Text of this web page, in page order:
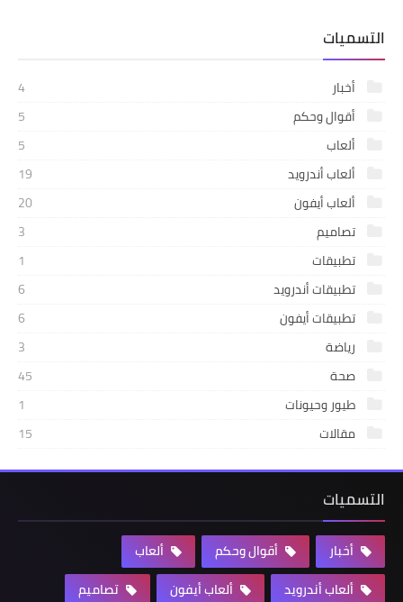
التسميات
أخبار
4
أقوال وحكم
5
ألعاب
5
ألعاب أندرويد
19
ألعاب أيفون
20
تصاميم
3
تطبيقات
1
تطبيقات أندرويد
6
تطبيقات أيفون
6
رياضة
3
صحة
45
طيور وحيونات
1
مقالات
15
التسميات
أخبار أقوال وحكم
ألعاب
ألعاب أندرويد
ألعاب أيفون
تصاميم